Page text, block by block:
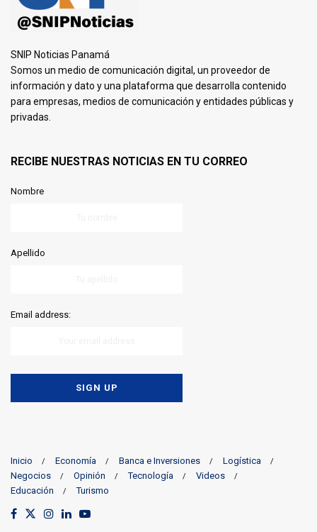
SNIP Noticias Panamá
Somos un medio de comunicación digital, un proveedor de
información y dato y una plataforma que desarrolla contenido
para empresas, medios de comunicación y entidades públicas y
privadas.
RECIBE NUESTRAS NOTICIAS EN TU CORREO
Nombre
Apellido
Email address:
Inicio Economía Banca e Inversiones
Logística
Negocios
Opinión Tecnología
Videos
Educación
Turismo